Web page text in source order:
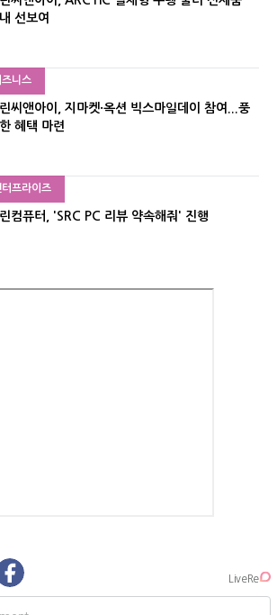
선보여
즈니스
씨앤아이, 지마켓·옥션 빅스마일데이 참여...풍
혜택 마련
터프라이즈
컴퓨터, 'SRC PC 리뷰 약속해줘' 진행